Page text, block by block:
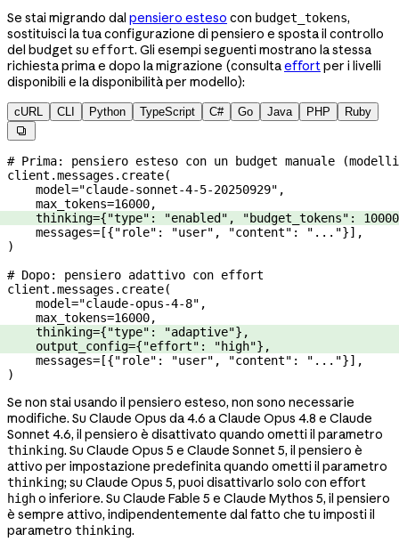
Se stai migrando dal pensiero esteso con budget_tokens,
sostituisci la tua configurazione di pensiero e sposta il controllo
del budget su effort. Gli esempi seguenti mostrano la stessa
richiesta prima e dopo la migrazione (consultaeffortper i livelli
disponibili e la disponibilità per modello):
cURL CLI Python TypeScript C# Go Java PHP Ruby

# Prima: pensiero esteso con un budget manuale
client.messages.create(
    model
="claude-sonnet-4-5-20250929" ,
    max_tokens
=16000,
    thinking
={"type" : "enabled" , "budget_tokens" : 10000
    messages
= [{"role" : "user" , "content" : "..."}],
)
# Dopo: pensiero adattivo con effort
client.messages.create(
    model
="claude-opus-4-8" ,
    max_tokens
=16000,
    thinking
={"type" : "adaptive"},
    output_config
={"effort" : "high"},
    messages
= [{"role" : "user" , "content" : "..."}],
)
Se non stai usando il pensiero esteso, non sono necessarie
modifiche. Su Claude Opus da 4.6 a Claude Opus 4.8 e Claude
Sonnet 4.6, il pensiero è disattivato quando ometti il parametro
thinking. Su Claude Opus 5 e Claude Sonnet 5, il pensiero è
attivo per impostazione predefinita quando ometti il parametro
thinking; su Claude Opus 5, puoi disattivarlo solo con effort
higho inferiore. Su Claude Fable 5 e Claude Mythos 5, il pensiero
è sempre attivo, indipendentemente dal fatto che tu imposti il
parametro thinking.